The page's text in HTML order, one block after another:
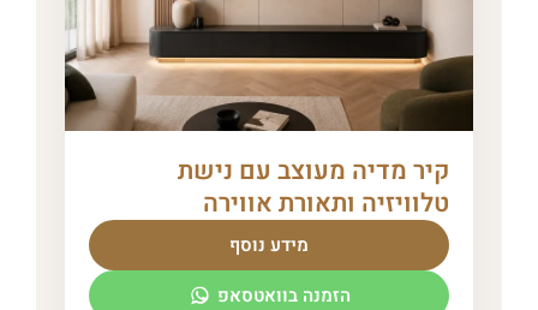
קיר מדיה מעוצב עם נישת
טלוויזיה ותאורת אווירה
מידע נוסף
הזמנה בוואטסאפ